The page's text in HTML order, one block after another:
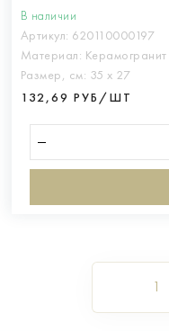
В наличии
Артикул: 620110000197
Материал: Керамогранит
Размер, см: 35 х 27
132,69 РУБ/ШТ
1